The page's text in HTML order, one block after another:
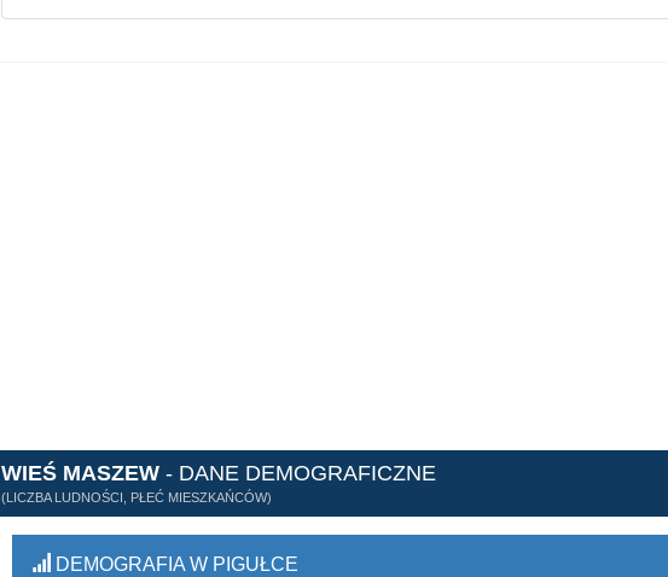
WIEŚ MASZEW - DANE DEMOGRAFICZNE
(LICZBA LUDNOŚCI, PŁEĆ MIESZKAŃCÓW)
DEMOGRAFIA W PIGUŁCE